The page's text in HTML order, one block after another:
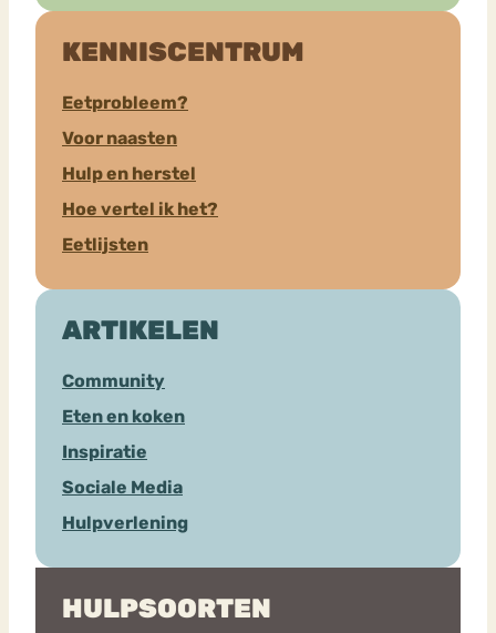
KENNISCENTRUM
Eetprobleem?
Voor naasten
Hulp en herstel
Hoe vertel ik het?
Eetlijsten
ARTIKELEN
Community
Eten en koken
Inspiratie
Sociale Media
Hulpverlening
HULPSOORTEN